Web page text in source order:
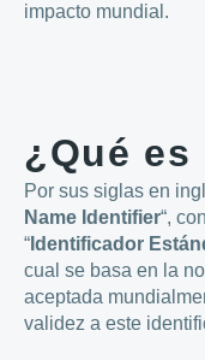
impacto mundial.
¿Qué es
Por sus siglas en
Name Identifier“,
“ Identificador
cual se basa en la
aceptada
validez a este